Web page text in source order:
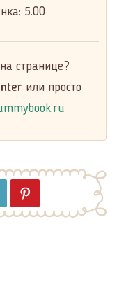
5.00
странице?
или просто